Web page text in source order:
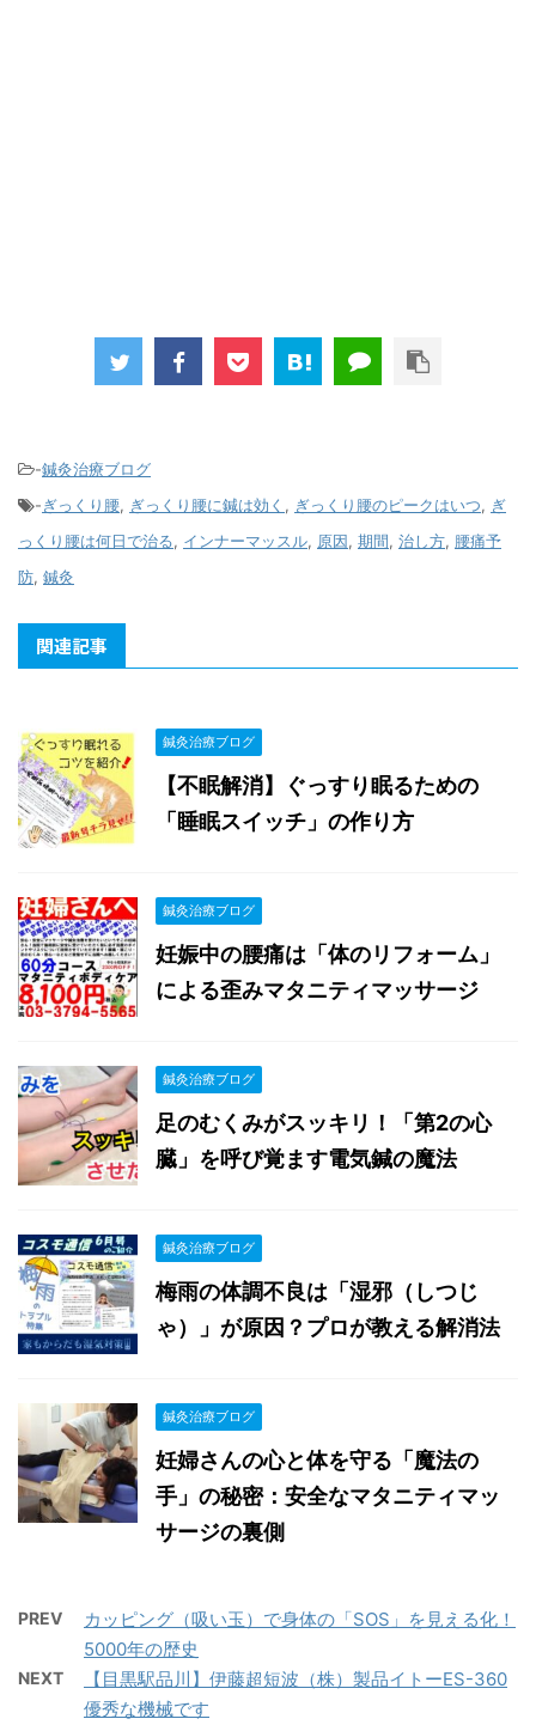
-鍼灸治療ブログ
-ぎっくり腰, ぎっくり腰に鍼は効く , ぎっくり腰のピークはいつ, ぎ
っくり腰は何日で治る, インナーマッスル, 原因, 期間, 治し方, 腰痛予
防, 鍼灸
関連記事
鍼灸治療ブログ
【不眠解消】ぐっすり眠るための
「睡眠スイッチ」の作り方
鍼灸治療ブログ
妊娠中の腰痛は「体のリフォーム」
による歪みマタニティマッサージ
鍼灸治療ブログ
足のむくみがスッキリ！「第2の心
臓」を呼び覚ます電気鍼の魔法
鍼灸治療ブログ
梅雨の体調不良は「湿邪（しつじ
ゃ）」が原因？プロが教える解消法
鍼灸治療ブログ
妊婦さんの心と体を守る「魔法の
手」の秘密：安全なマタニティマッ
サージの裏側
PREV
カッピング（吸い玉）で身体の「SOS」を見える化！
5000年の歴史
NEXT
【目黒駅品川】伊藤超短波（株）製品イトーES-360
優秀な機械です